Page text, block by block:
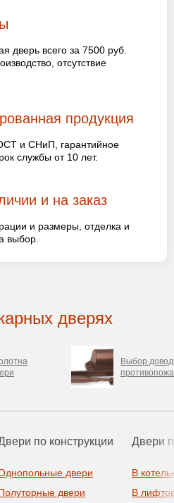
дверь всего за 7500 руб.
отсутствие
продукция
и СНиП, гарантийное
службы от 10 лет.
и на заказ
и размеры, отделка и
выбор.
дверях
Выбор
по конструкции
двери
двери
Двери
В
В